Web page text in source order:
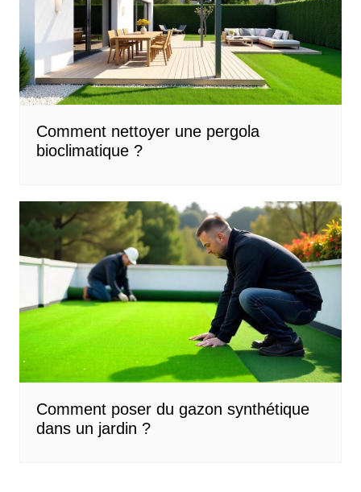
Comment nettoyer une pergola
bioclimatique ?
Comment poser du gazon synthétique
dans un jardin ?